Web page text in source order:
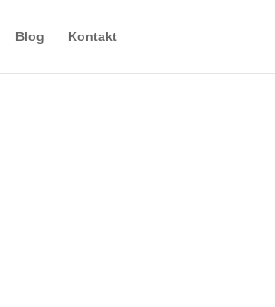
Blog Kontakt